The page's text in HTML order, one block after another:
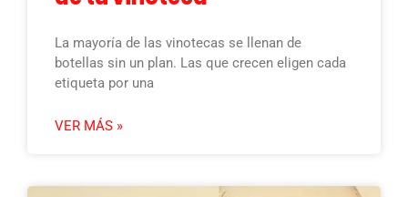
La mayoría de las vinotecas se llenan de
botellas sin un plan. Las que crecen eligen cada
etiqueta por una
VER MÁS »